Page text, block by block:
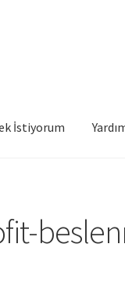
İstiyorum